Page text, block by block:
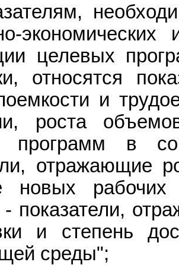
экономических
целевых
относятся
и
роста
программ в
отражающие
новых
- показатели,
и степень
среды";